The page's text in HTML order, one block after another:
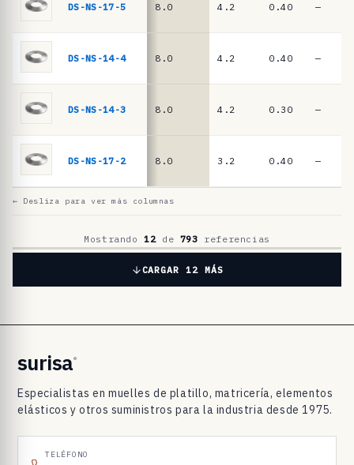
e
p
l
l
D
N
0
9
3
/
D
DS-NS-17-5 8.0 4.2 0.40 —
DS-NS-14-4 8.0 4.2 0.40 —
DS-NS-14-3 8.0 4.2 0.30 —
DS-NS-17-2 8.0 3.2 0.40 —
← Desliza para ver más columnas
Mostrando12de 793 referencias
CARGAR 12 MÁS
surisa®
Especialistas en muelles de platillo, matricería, elementos
elásticos y otros suministros para la industria desde 1975.
TELÉFONO